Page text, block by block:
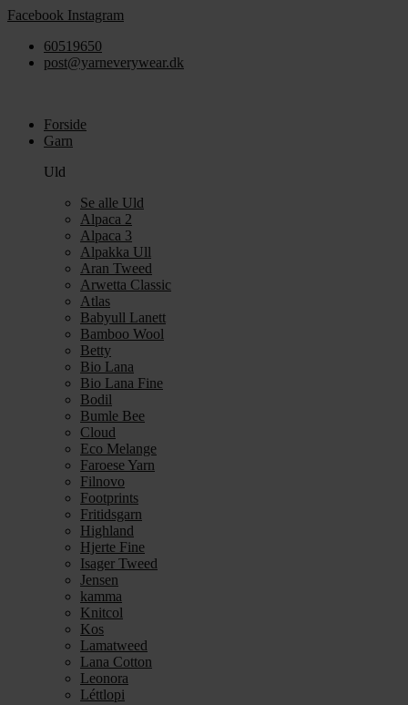
Videre
indhold
Facebook Instagram
60519650
post@yarneverywear.dk
Forside
Garn
Uld
Se alle Uld
Alpaca 2
Alpaca 3
Alpakka Ull
Aran Tweed
Arwetta Classic
Atlas
Babyull Lanett
Bamboo Wool
Betty
Bio Lana
Bio Lana Fine
Bodil
Bumle Bee
Cloud
Eco Melange
Faroese Yarn
Filnovo
Footprints
Fritidsgarn
Highland
Hjerte Fine
Isager Tweed
Jensen
kamma
Knitcol
Kos
Lamatweed
Lana Cotton
Leonora
Léttlopi